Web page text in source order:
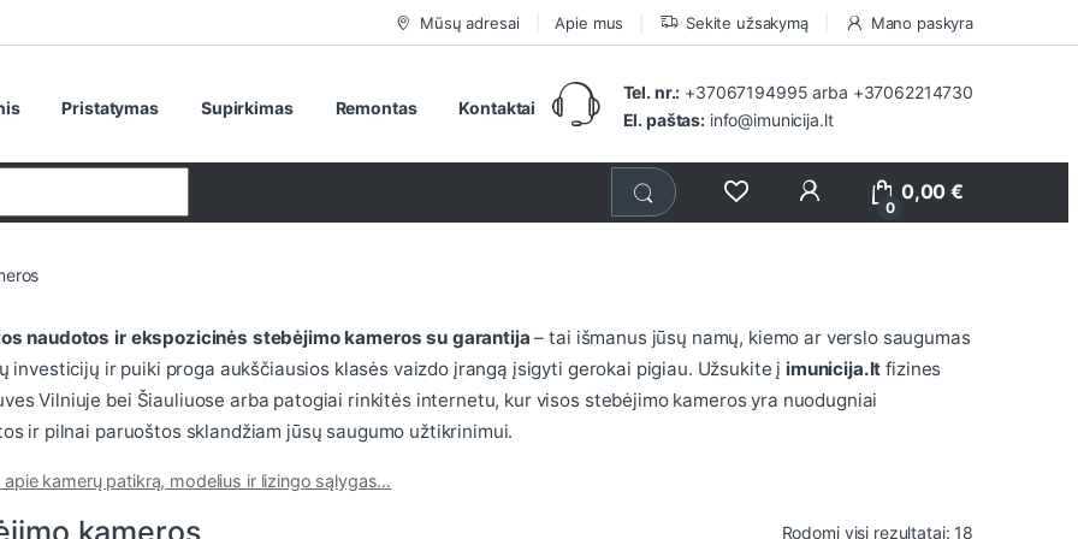
Mūsų adresai Apie mus Sekite užsakymą Mano paskyra
Pristatymas Supirkimas Remontas Kontaktai
Tel. nr.: +37067194995 arba +37062214730
El. paštas: info@imunicija.lt
0
0,00€
naudotos ir ekspozicinės stebėjimo kameros su garantija – tai išmanus jūsų namų, kiemo ar verslo saugumas
investicijų ir puiki proga aukščiausios klasės vaizdo įrangą įsigyti gerokai pigiau. Užsukite į imunicija.lt fizines
Vilniuje bei Šiauliuose arba patogiai rinkitės internetu, kur visos stebėjimo kameros yra nuodugniai
ir pilnai paruoštos sklandžiam jūsų saugumo užtikrinimui.
apie kamerų patikrą, modelius ir lizingo sąlygas…
Rodomi visi rezultatai: 18